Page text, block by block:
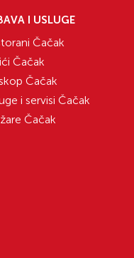
I USLUGE
Čačak
Čačak
Čačak
i servisi Čačak
Čačak